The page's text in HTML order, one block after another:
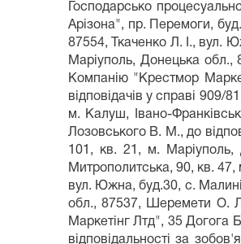
Господарсько
Арізона", пр. Перемоги,
87554, Ткаченко Л. І., вул.
Маріуполь, Донецька
Компанію "Крестмор
відповідачів у справі
м. Калуш, Івано-
Лозовського В. М., до
101, кв. 21, м.
Митрополитська, 90, кв.
вул. Южна, буд.30, с.
обл., 87537, Шеремети О.
Маркетінг Лтд", 35 Догога
відповідальності за